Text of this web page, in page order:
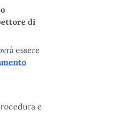
di
essere
e